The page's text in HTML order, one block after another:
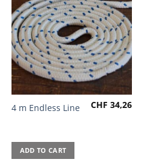
4 m Endless Line CHF 34,26
ADD TO CART